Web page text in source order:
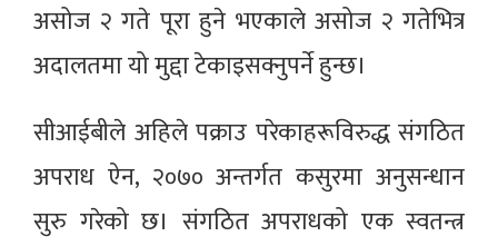
असोज २ गते पूरा हुने भएकाले असोज २ गतेभित्र
अदालतमा यो मुद्दा टेकाइसक्नुपर्ने हुन्छ।
सीआईबीले अहिले पक्राउ परेकाहरूविरुद्ध संगठित
अपराध ऐन, २०७० अन्तर्गत कसुरमा अनुसन्धान
सुरु गरेको छ। संगठित अपराधको एक स्वतन्त्र